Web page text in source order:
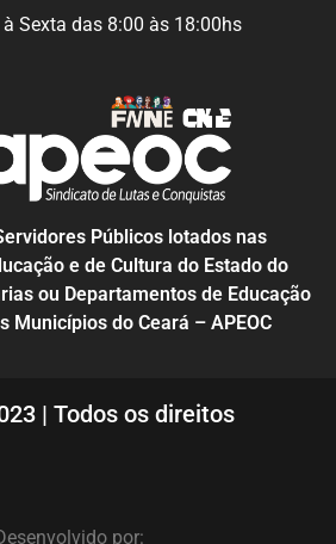
à Sexta das 8:00 às 18:00hs
Públicos lotados nas
e de Cultura do Estado do
ou Departamentos de Educação
Municípios do Ceará – APEOC
| Todos os direitos
por: